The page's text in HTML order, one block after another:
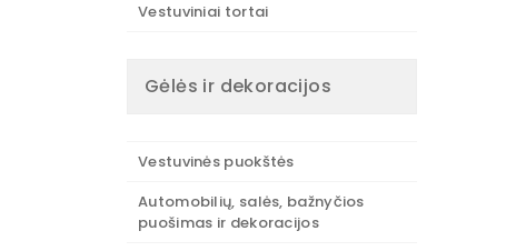
Vestuviniai tortai
Gėlės ir dekoracijos
Vestuvinės puokštės
Automobilių, salės, bažnyčios
puošimas ir dekoracijos